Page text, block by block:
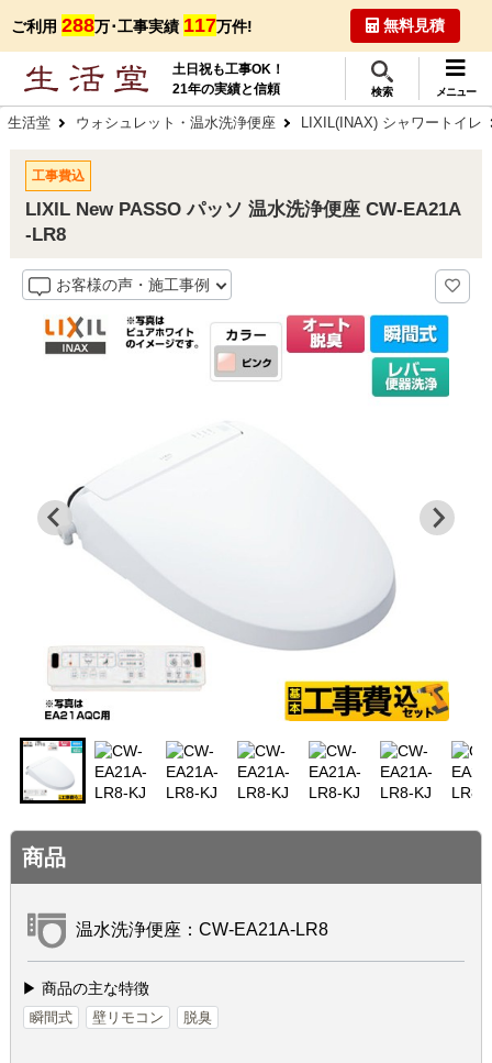
ご利用 288万･工事実績 117万件! 無料見積
土日祝も工事OK！
21年の実績と信頼
検索 メニュー
生活堂 ウォシュレット・温水洗浄便座 LIXIL(INAX) シャワートイレ
工事費込
LIXIL New PASSO パッソ 温水洗浄便座 CW-EA21A
-LR8
お客様の声・施工事例
商品
温水洗浄便座：CW-EA21A-LR8
▶ 商品の主な特徴
瞬間式 壁リモコン 脱臭